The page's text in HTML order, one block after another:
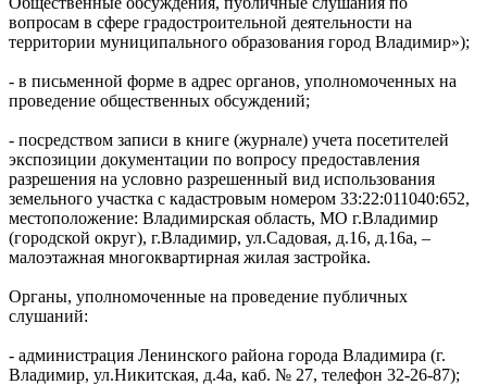
вопросам в сфере градостроительной деятельности на
территории муниципального образования город Владимир»);
- в письменной форме в адрес органов, уполномоченных на
проведение общественных обсуждений;
- посредством записи в книге (журнале) учета посетителей
экспозиции документации по вопросу предоставления
разрешения на условно разрешенный вид использования
земельного участка с кадастровым номером 33:22:011040:652,
местоположение: Владимирская область, МО г.Владимир
(городской округ), г.Владимир, ул.Садовая, д.16, д.16а, –
малоэтажная многоквартирная жилая застройка.
Органы, уполномоченные на проведение публичных
слушаний:
- администрация Ленинского района города Владимира (г.
Владимир, ул.Никитская, д.4а, каб. № 27, телефон 32-26-87);